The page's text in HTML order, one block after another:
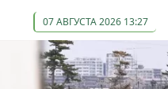
07 АВГУСТА 2026 13:27